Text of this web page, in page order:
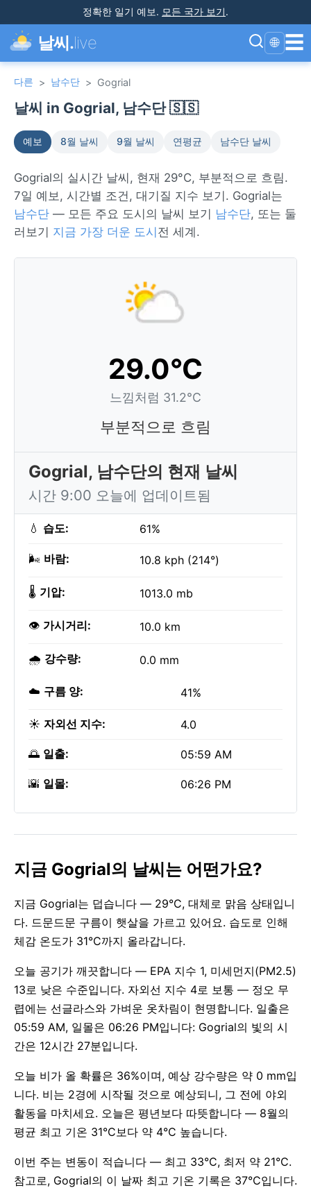
정확한 일기 예보. 모든 국가 보기.
날씨.live 🌐 ☰
다른 > 남수단 > Gogrial
날씨 in Gogrial, 남수단 🇸🇸
예보 8월 날씨 9월 날씨 연평균 남수단 날씨
Gogrial의 실시간 날씨, 현재 29°C, 부분적으로 흐림.
7일 예보, 시간별 조건, 대기질 지수 보기. Gogrial는
남수단 — 모든 주요 도시의 날씨 보기 남수단, 또는 둘
러보기 지금 가장 더운 도시 전 세계.
29.0°C
느낌처럼 31.2°C
부분적으로 흐림
Gogrial, 남수단의 현재 날씨
시간 9:00 오늘에 업데이트됨
💧 습도: 61%
🌬️ 바람: 10.8 kph (214°)
🌡️ 기압: 1013.0 mb
👁️ 가시거리: 10.0 km
🌧️ 강수량: 0.0 mm
☁️ 구름 양: 41%
☀️ 자외선 지수: 4.0
🌅 일출: 05:59 AM
🌇 일몰: 06:26 PM
지금 Gogrial의 날씨는 어떤가요?
지금 Gogrial는 덥습니다 — 29°C, 대체로 맑음 상태입니
다. 드문드문 구름이 햇살을 가르고 있어요. 습도로 인해
체감 온도가 31°C까지 올라갑니다.
오늘 공기가 깨끗합니다 — EPA 지수 1, 미세먼지(PM2.5)
13로 낮은 수준입니다. 자외선 지수 4로 보통 — 정오 무
렵에는 선글라스와 가벼운 옷차림이 현명합니다. 일출은
05:59 AM, 일몰은 06:26 PM입니다: Gogrial의 빛의 시
간은 12시간 27분입니다.
오늘 비가 올 확률은 36%이며, 예상 강수량은 약 0 mm입
니다. 비는 2경에 시작될 것으로 예상되니, 그 전에 야외
활동을 마치세요. 오늘은 평년보다 따뜻합니다 — 8월의
평균 최고 기온 31°C보다 약 4°C 높습니다.
이번 주는 변동이 적습니다 — 최고 33°C, 최저 약 21°C.
참고로, Gogrial의 이 날짜 최고 기온 기록은 37°C입니다.